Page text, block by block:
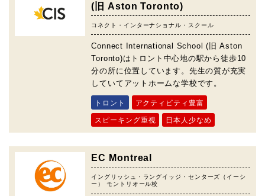
(旧 Aston Toronto)
コネクト・インターナショナル・スクール
Connect International School (旧 Aston
Toronto)はトロント中心地の駅から徒歩10
分の所に位置しています。先生の質が充実
していてアットホームな学校です。
トロント アクティビティ豊富
スピーキング重視 日本人少なめ
EC Montreal
イングリッシュ・ラングイッジ・センターズ（イーシ
ー） モントリオール校